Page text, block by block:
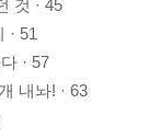
것 · 45
· 51
· 57
내놔! · 63